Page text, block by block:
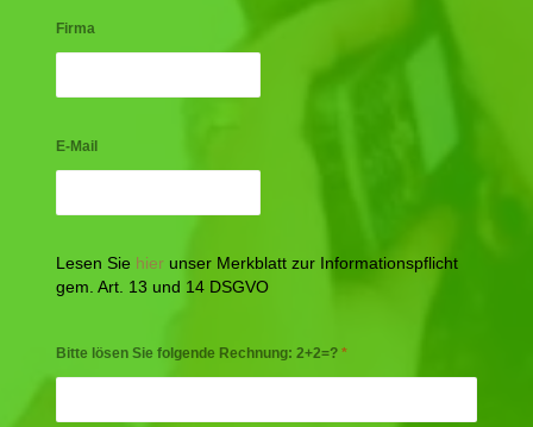
Firma
E-Mail
Lesen Sie hier unser Merkblatt zur Informationspflicht
gem. Art. 13 und 14 DSGVO
Bitte lösen Sie folgende Rechnung: 2+2=? *